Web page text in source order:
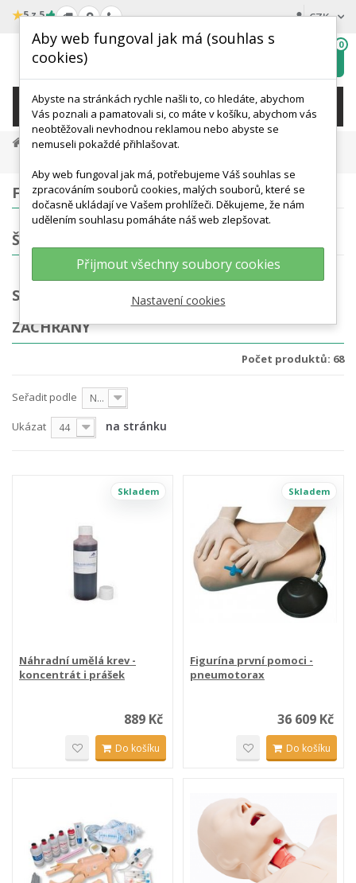
★5 z 5 CZK
wishlist
0
KATEGORIE
Medicínská Simulace A Výcvik
FILTROVÁNÍ
ŠTÍTKY
SIMULACE URGENTNÍ MEDICÍNY A
ZÁCHRANY
Počet produktů: 68
Seřadit podle Nejprve produkty skladem
Ukázat 44 na stránku
Skladem
Náhradní umělá krev -
koncentrát i prášek
889 Kč
Do košíku
Skladem
Figurína první pomoci -
pneumotorax
36 609 Kč
Do košíku
Aby web fungoval jak má (souhlas s
cookies)
Abyste na stránkách rychle našli to, co hledáte, abychom
Vás poznali a pamatovali si, co máte v košíku, abychom vás
neobtěžovali nevhodnou reklamou nebo abyste se
nemuseli pokaždé přihlašovat.
Aby web fungoval jak má, potřebujeme Váš souhlas se
zpracováním souborů cookies, malých souborů, které se
dočasně ukládají ve Vašem prohlížeči. Děkujeme, že nám
udělením souhlasu pomáháte náš web zlepšovat.
Přijmout všechny soubory cookies
Nastavení cookies